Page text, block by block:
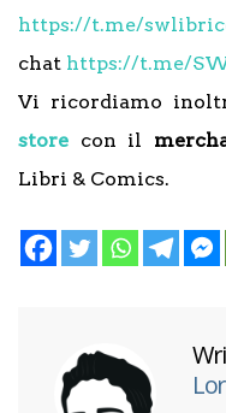
https://t.me/
chat https://t.me/
Vi ricordiamo
store con il
Libri & Comics.